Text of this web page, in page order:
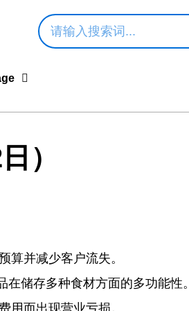
）
算并减少客户流失。
储存多种食材方面的多功能性。
用而出现营业亏损。